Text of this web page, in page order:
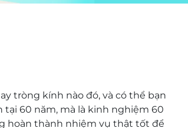
tròng kính nào đó, và có thể bạn
60 năm, mà là kinh nghiệm 60
hoàn thành nhiệm vụ thật tốt để